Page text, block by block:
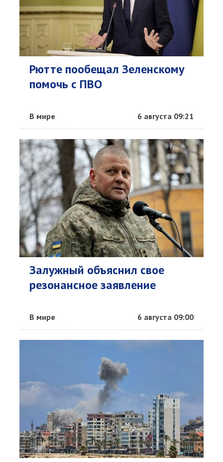
Рютте пообещал Зеленскому
помочь с ПВО
В мире 6 августа 09:21
Залужный объяснил свое
резонансное заявление
В мире 6 августа 09:00